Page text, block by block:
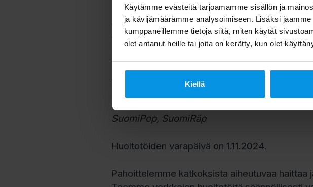
Käytämme evästeitä tarjoamamme sisällön ja
ja kävijämäärämme analysoimiseen. Lisäksi
kumppaneillemme tietoja siitä, miten käytät
olet antanut heille tai joita on kerätty, kun olet
Kiellä
One Way TV, Iskuri.net, MTV Max, Estradi
Kanavanippu F:V sport 1 Suomi HD,V sport
action HD,V sport vinter HD,Eurosport 1 HD,
Discovery,Disney Junior,Disney Channel,
Loop, Radio Dei, Yle Radio Vega / Östnyland,
SuomiPop, SuomiRäp
Huoltotöiden varapäivä on 1.11.2024.
Pahoittelemme katkoksista aiheutuvaa